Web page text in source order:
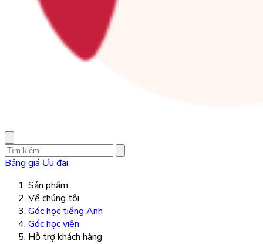
Bảng giá Ưu đãi
Sản phẩm
Về chúng tôi
Góc học tiếng Anh
Góc học viên
Hỗ trợ khách hàng